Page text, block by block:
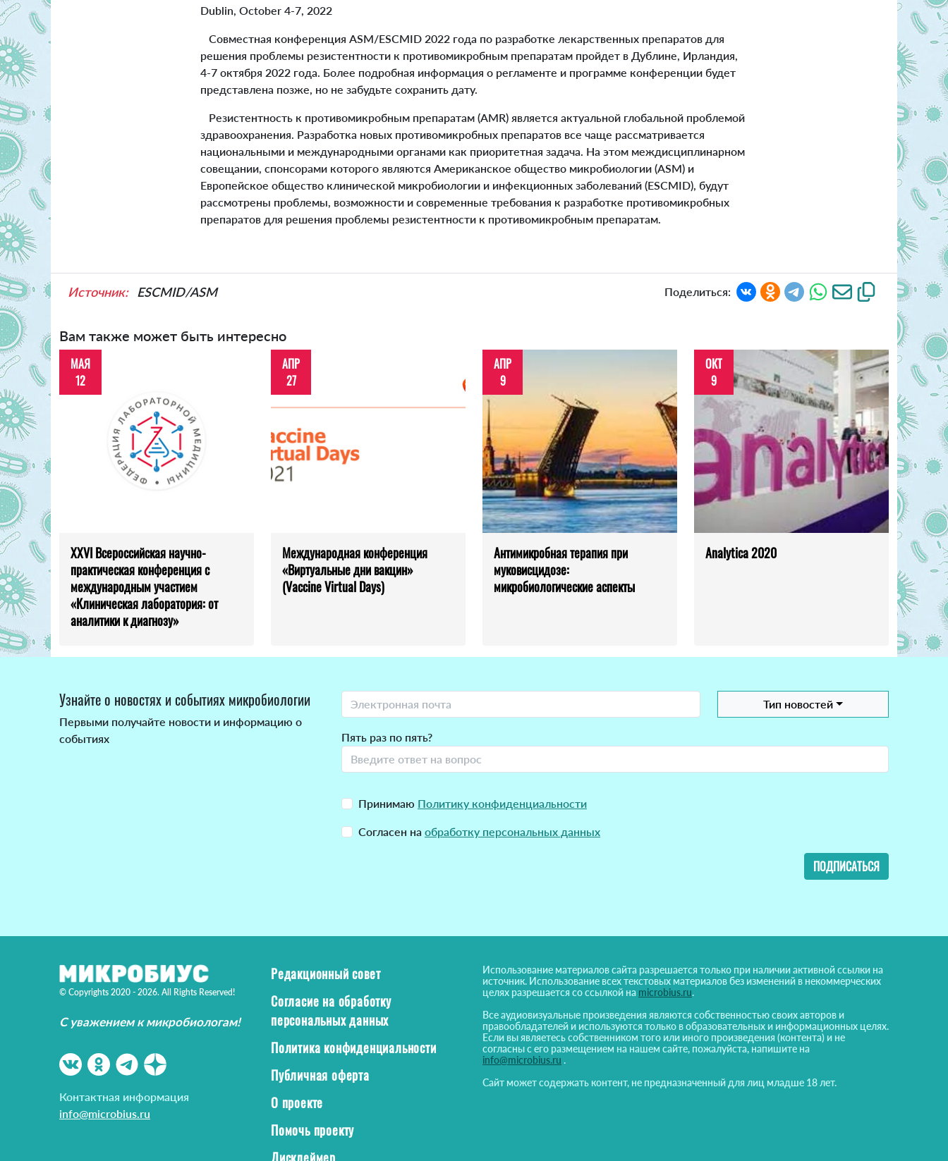
Dublin, October 4-7, 2022
Совместная конференция ASM/ESCMID 2022 года по разработке лекарственных препаратов для
решения проблемы резистентности к противомикробным препаратам пройдет в Дублине, Ирландия,
4-7 октября 2022 года. Более подробная информация о регламенте и программе конференции будет
представлена позже, но не забудьте сохранить дату.
Резистентность к противомикробным препаратам (AMR) является актуальной глобальной проблемой
здравоохранения. Разработка новых противомикробных препаратов все чаще рассматривается
национальными и международными органами как приоритетная задача. На этом междисциплинарном
совещании, спонсорами которого являются Американское общество микробиологии (ASM) и
Европейское общество клинической микробиологии и инфекционных заболеваний (ESCMID), будут
рассмотрены проблемы, возможности и современные требования к разработке противомикробных
препаратов для решения проблемы резистентности к противомикробным препаратам.
Источник: ESCMID/ASM Поделиться:
Вам также может быть интересно
МАЯ
12
XXVI Всероссийская научно-
практическая конференция с
международным участием
«Клиническая лаборатория: от
аналитики к диагнозу»
АПР
27
Международная конференция
«Виртуальные дни вакцин»
(Vaccine Virtual Days)
АПР
9
Антимикробная терапия при
муковисцидозе:
микробиологические аспекты
ОКТ
9
Analytica 2020
Узнайте о новостях и событиях микробиологии
Первыми получайте новости и информацию о
событиях
Тип новостей
Пять раз по пять?
Принимаю Политику конфиденциальности
Согласен на обработку персональных данных
ПОДПИСАТЬСЯ
© Copyrights 2020 - 2026. All Rights Reserved!
С уважением к микробиологам!
Контактная информация
info@microbius.ru
Редакционный совет
Согласие на обработку
персональных данных
Политика конфиденциальности
Публичная оферта
О проекте
Помочь проекту
Дисклеймер
Использование материалов сайта разрешается только при наличии активной ссылки на
источник. Использование всех текстовых материалов без изменений в некоммерческих
целях разрешается со ссылкой на microbius.ru.
Все аудиовизуальные произведения являются собственностью своих авторов и
правообладателей и используются только в образовательных и информационных целях.
Если вы являетесь собственником того или иного произведения (контента) и не
согласны с его размещением на нашем сайте, пожалуйста, напишите на
info@microbius.ru .
Сайт может содержать контент, не предназначенный для лиц младше 18 лет.